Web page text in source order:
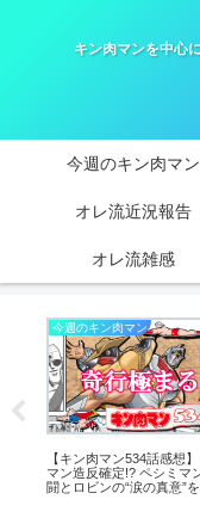
キン肉マンを中心
今週のキン肉マン
オレ流近況報告
オレ流雑感
今週のキン肉マン
【キン肉マン534話感想
マン造反確定!? ペシミマ
闘とロビンの“涙の真意”